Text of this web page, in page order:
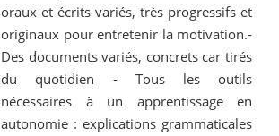
oraux et écrits variés, très progressifs et
originaux pour entretenir la motivation.-
Des documents variés, concrets car tirés
du quotidien - Tous les outils
nécessaires à un apprentissage en
autonomie : explications grammaticales